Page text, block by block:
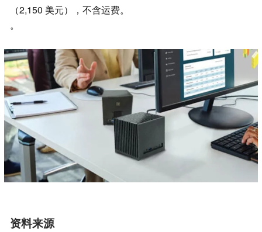
（2,150 美元），不含运费。
。
资料来源